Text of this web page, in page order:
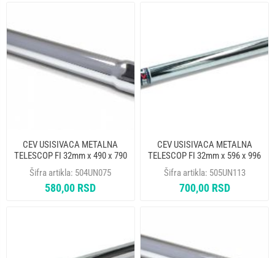
CEV USISIVACA METALNA
TELESCOP FI 32mm x 490 x 790
Šifra artikla: 504UN075
580,00 RSD
CEV USISIVACA METALNA
TELESCOP FI 32mm x 596 x 996
Šifra artikla: 505UN113
700,00 RSD